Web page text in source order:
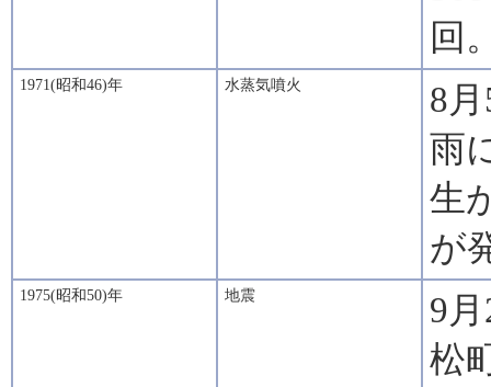
回
1971(昭和46)年 水蒸気噴火
8
雨
生
が
1975(昭和50)年 地震
9
松